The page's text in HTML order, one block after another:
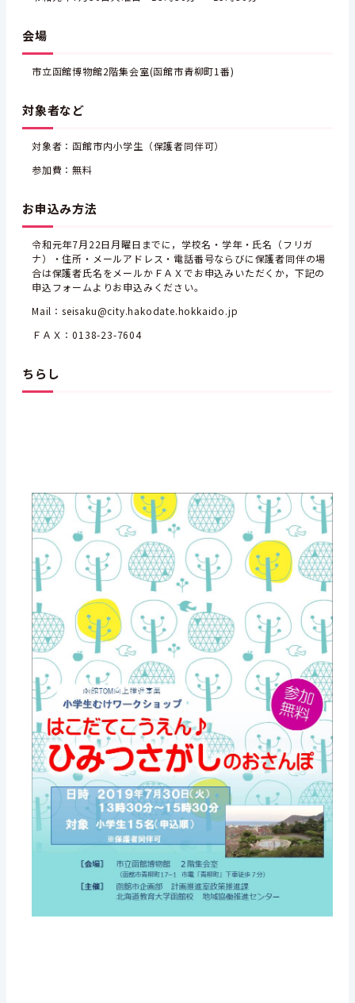
会場
市立函館博物館2階集会室(函館市青柳町1番)
対象者など
対象者：函館市内小学生（保護者同伴可）
参加費：無料
お申込み方法
令和元年7月22日月曜日までに，学校名・学年・氏名（フリガ
ナ）・住所・メールアドレス・電話番号ならびに保護者同伴の場
合は保護者氏名をメールかＦＡＸでお申込みいただくか，下記の
申込フォームよりお申込みください。
Mail：seisaku@city.hakodate.hokkaido.jp
ＦＡＸ：0138-23-7604
ちらし